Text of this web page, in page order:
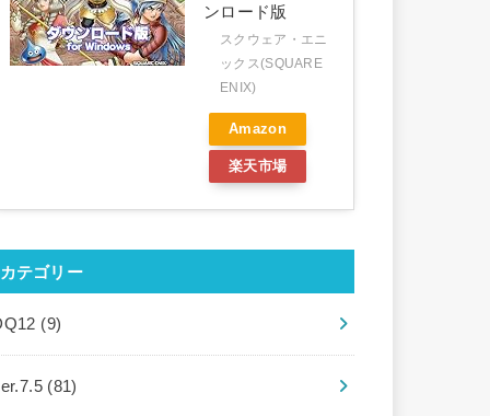
ンロード版
スクウェア・エニ
ックス(SQUARE
ENIX)
Amazon
楽天市場
カテゴリー
(9)
(81)